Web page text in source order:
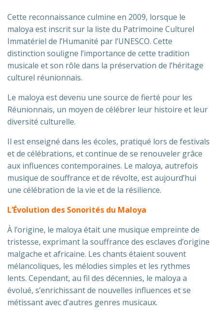
Cette reconnaissance culmine en 2009, lorsque le
maloya est inscrit sur la liste du Patrimoine Culturel
Immatériel de l’Humanité par l’UNESCO. Cette
distinction souligne l’importance de cette tradition
musicale et son rôle dans la préservation de l’héritage
culturel réunionnais.
Le maloya est devenu une source de fierté pour les
Réunionnais, un moyen de célébrer leur histoire et leur
diversité culturelle.
Il est enseigné dans les écoles, pratiqué lors de festivals
et de célébrations, et continue de se renouveler grâce
aux influences contemporaines. Le maloya, autrefois
musique de souffrance et de révolte, est aujourd’hui
une célébration de la vie et de la résilience.
L’Évolution des Sonorités du Maloya
À l’origine, le maloya était une musique empreinte de
tristesse, exprimant la souffrance des esclaves d’origine
malgache et africaine. Les chants étaient souvent
mélancoliques, les mélodies simples et les rythmes
lents. Cependant, au fil des décennies, le maloya a
évolué, s’enrichissant de nouvelles influences et se
métissant avec d’autres genres musicaux.